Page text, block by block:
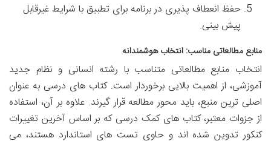
حفظ انعطاف پذیری در برنامه برای تطبیق با شرایط غیرقابل
پیش بینی.
منابع مطالعاتی مناسب: انتخاب هوشمندانه
انتخاب منابع مطالعاتی متناسب با رشته انسانی و نظام جدید
آموزشی، از اهمیت بالایی برخوردار است. کتاب های درسی به عنوان
اصلی ترین منبع، باید محور مطالعه قرار گیرند. علاوه بر آن، استفاده
از جزوات معتبر، کتاب های کمک درسی که بر اساس آخرین تغییرات
کنکور تدوین شده اند و حاوی تست های استاندارد هستند، می